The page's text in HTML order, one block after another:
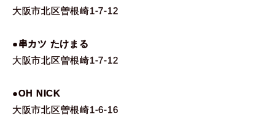
大阪市北区曽根崎1-7-12
●串カツ たけまる
大阪市北区曽根崎1-7-12
●OH NICK
大阪市北区曽根崎1-6-16